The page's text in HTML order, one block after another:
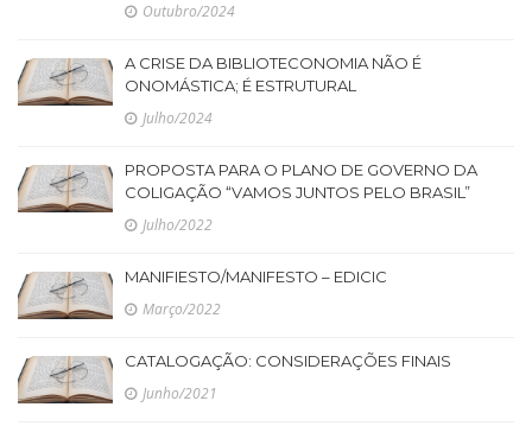
Outubro/2024
A CRISE DA BIBLIOTECONOMIA NÃO É
ONOMÁSTICA; É ESTRUTURAL
Julho/2024
PROPOSTA PARA O PLANO DE GOVERNO DA
COLIGAÇÃO “VAMOS JUNTOS PELO BRASIL”
Julho/2022
MANIFIESTO/MANIFESTO – EDICIC
Março/2022
CATALOGAÇÃO: CONSIDERAÇÕES FINAIS
Junho/2021